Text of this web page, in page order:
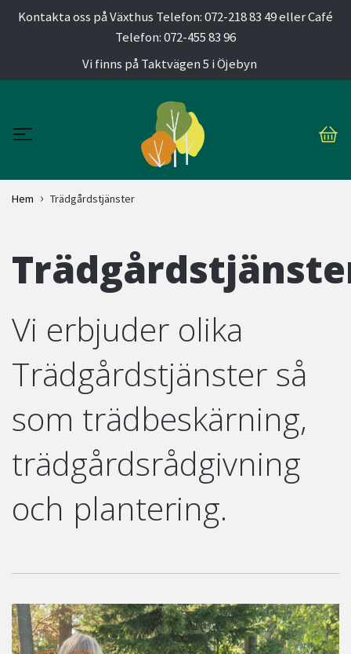
Kontakta oss på Växthus Telefon: 072-218 83 49 eller Café
Telefon: 072-455 83 96
Vi finns på Taktvägen 5 i Öjebyn
Hem Trädgårdstjänster
Vi erbjuder olika
Trädgårdstjänster så
som trädbeskärning,
trädgårdsrådgivning
och plantering.